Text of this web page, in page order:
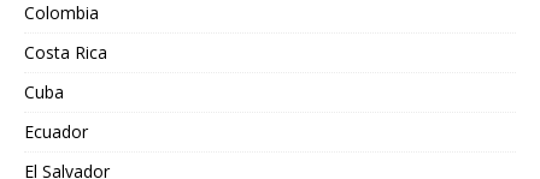
Colombia
Costa Rica
Cuba
Ecuador
El Salvador